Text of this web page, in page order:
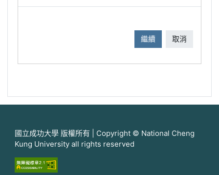
繼續 取消
國立成功大學 版權所有 | Copyright © National Cheng
Kung University all rights reserved